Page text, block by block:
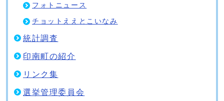
フォトニュース
チョットええとこいなみ
統計調査
印南町の紹介
リンク集
選挙管理委員会